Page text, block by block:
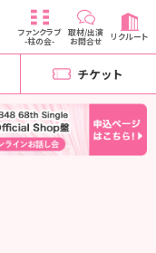
ファンクラブ
-柱の会-
取材/出演
お問合せ リクルート
チケット